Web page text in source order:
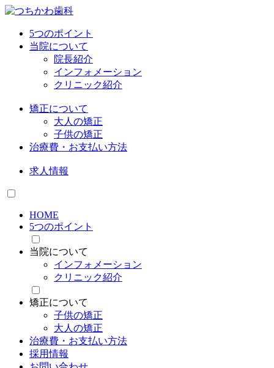
5つのポイント
当院について
院長紹介
インフォメーション
クリニック紹介
矯正について
大人の矯正
子供の矯正
治療費・お支払い方法
求人情報
HOME
5つのポイント
当院について
インフォメーション
クリニック紹介
矯正について
子供の矯正
大人の矯正
治療費・お支払い方法
採用情報